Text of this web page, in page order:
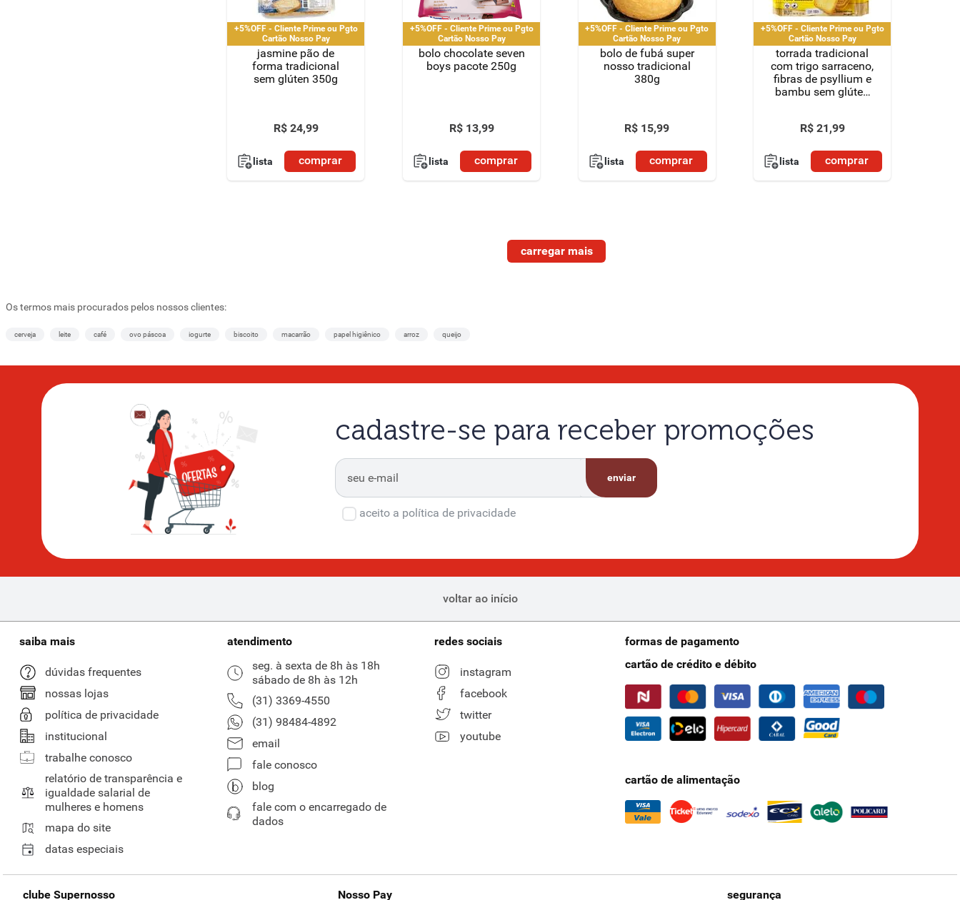
+5%OFF - Cliente Prime ou Pgto
Cartão Nosso Pay
jasmine pão de
forma tradicional
sem glúten 350g
R$ 24,99
lista comprar
+5%OFF - Cliente Prime ou Pgto
Cartão Nosso Pay
bolo chocolate seven
boys pacote 250g
R$ 13,99
lista comprar
+5%OFF - Cliente Prime ou Pgto
Cartão Nosso Pay
bolo de fubá super
nosso tradicional
380g
R$ 15,99
lista comprar
+5%OFF - Cliente Prime ou Pgto
Cartão Nosso Pay
torrada tradicional
com trigo sarraceno,
fibras de psyllium e
bambu sem glúten
R$ 21,99
lista comprar
Os termos mais procurados pelos nossos clientes:
cerveja leite café ovo páscoa iogurte biscoito macarrão papel higiênico arroz queijo
cadastre-se para receber promoções
enviar
aceito a política de privacidade
voltar ao início
saiba mais
dúvidas frequentes
nossas lojas
política de privacidade
institucional
trabalhe conosco
relatório de transparência e
igualdade salarial de
mulheres e homens
mapa do site
datas especiais
atendimento
seg. à sexta de 8h às 18h
sábado de 8h às 12h
(31) 3369-4550
(31) 98484-4892
email
fale conosco
blog
fale com o encarregado de
dados
redes sociais
instagram
facebook
twitter
youtube
formas de pagamento
cartão de crédito e débito
cartão de alimentação
clube Supernosso Nosso Pay segurança